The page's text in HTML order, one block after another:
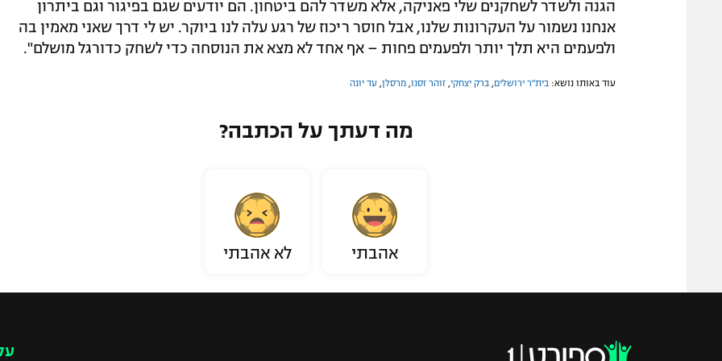
הגנה ולשדר לשחקנים שלי פאניקה, אלא משדר להם ביטחון. הם יודעים שגם בפיגור וגם ביתרון
אנחנו נשמור על העקרונות שלנו, אבל חוסר ריכוז של רגע עלה לנו ביוקר. יש לי דרך שאני מאמין בה
ולפעמים היא תלך יותר ולפעמים פחות – אף אחד לא מצא את הנוסחה כדי לשחק כדורגל מושלם".
עוד באותו נושא: בית"ר ירושלים ברק יצחקי זוהר זסנו מרסלן עד יונה
מה דעתך על הכתבה?
אהבתי לא אהבתי